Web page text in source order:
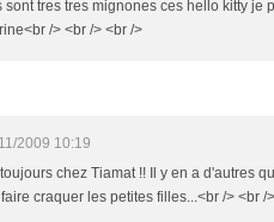
sont tres tres mignones ces hello kitty je
/> <br /> <br />
2009 10:19
chez Tiamat !! Il y en a d'autres
craquer les petites filles...<br /> <br /